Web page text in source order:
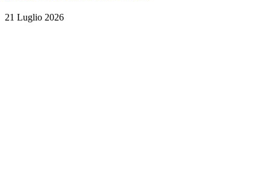
21 Luglio 2026